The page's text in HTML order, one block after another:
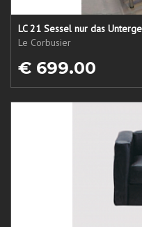
LC 21 Sessel nur das
Le Corbusier
€ 699.00